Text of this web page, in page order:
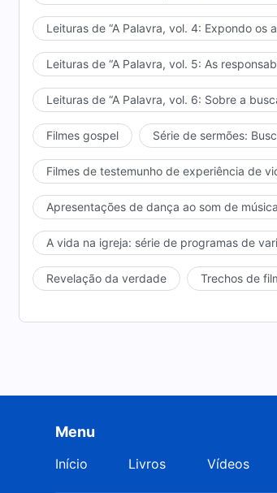
Leituras de “A Palavra, vol. 4: Expondo os
Leituras de “A Palavra, vol. 5: As
Leituras de “A Palavra, vol. 6: Sobre a
Filmes gospel Série de sermões:
Filmes de testemunho de experiência de
Apresentações de dança ao som de
A vida na igreja: série de programas de
Revelação da verdade Trechos de
Menu
Início Livros Vídeos